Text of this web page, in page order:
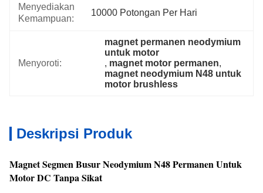
Menyediakan
Kemampuan:
10000 Potongan Per Hari
Menyoroti:
magnet permanen neodymium
untuk motor
, magnet motor permanen,
magnet neodymium N48 untuk
motor brushless
Deskripsi Produk
Magnet Segmen Busur Neodymium N48 Permanen Untuk
Motor DC Tanpa Sikat